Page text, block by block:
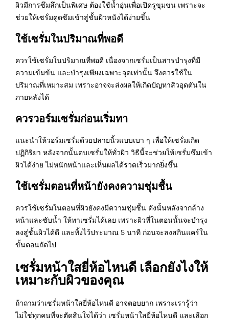
ผิวมีการซึมลึกเป็นพิเศษ ต้องใช้น้ำอุ่นเพื่อเปิดรูขุมขน เพราะจะ
ช่วยให้เซรั่มดูดซึมเข้าสู่ชั้นผิวหนังได้ง่ายขึ้น
ใช้เซรั่มในปริมาณที่พอดี
ควรใช้เซรั่มในปริมาณที่พอดี เนื่องจากเซรั่มเป็นสารบำรุงที่มี
ความเข้มข้น และบำรุงเพียงเฉพาะจุดเท่านั้น จึงควรใช้ใน
ปริมาณที่เหมาะสม เพราะอาจจะส่งผลให้เกิดปัญหาสิวอุดตันใน
ภายหลังได้
ควรวอร์มเซรั่มก่อนเริ่มทา
แนะนำให้วอร์มเซรั่มด้วยปลายนิ้วแบบเบา ๆ เพื่อให้เซรั่มเกิด
ปฏิกิริยา หลังจากนั้นตบเซรั่มให้ทั่วผิว วิธีนี้จะช่วยให้เซรั่มซึมเข้า
ผิวได้ง่าย ไม่หนักหน้าและเห็นผลได้รวดเร็วมากยิ่งขึ้น
ใช้เซรั่มตอนที่หน้ายังคงความชุ่มชื้น
ควรใช้เซรั่มในตอนที่ผิวยังคงมีความชุ่มชื้น ดังนั้นหลังจากล้าง
หน้าและซับน้ำ ให้ทาเซรั่มได้เลย เพราะผิวที่ในตอนนั้นจะบำรุง
ลงสู่ชั้นผิวได้ดี และทิ้งไว้ประมาณ 5 นาที ก่อนจะลงสกินแคร์ใน
ขั้นตอนถัดไป
เซรั่มหน้าใสยี่ห้อไหนดี เลือกยังไงให้
เหมาะกับผิวของคุณ
ถ้าถามว่าเซรั่มหน้าใสยี่ห้อไหนดี อาจตอบยาก เพราะเรารู้ว่า
ไม่ใช่ทุกคนที่จะตัดสินใจได้ว่า เซรั่มหน้าใสยี่ห้อไหนดี และเลือก